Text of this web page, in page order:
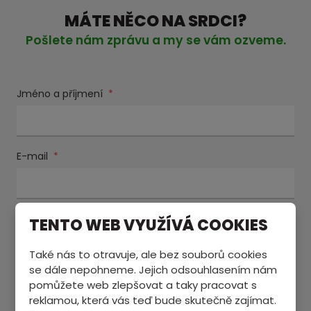
MÁTE NĚCO NA SRDCI?
Pošlete nám zprávu a my se vám ozveme.
Jméno a příjmení *
E-mail *
Text zprávy *
TENTO WEB VYUŽÍVÁ COOKIES
Také nás to otravuje, ale bez souborů cookies
se dále nepohneme. Jejich odsouhlasením nám
pomůžete web zlepšovat a taky pracovat s
reklamou, která vás teď bude skutečně zajímat.